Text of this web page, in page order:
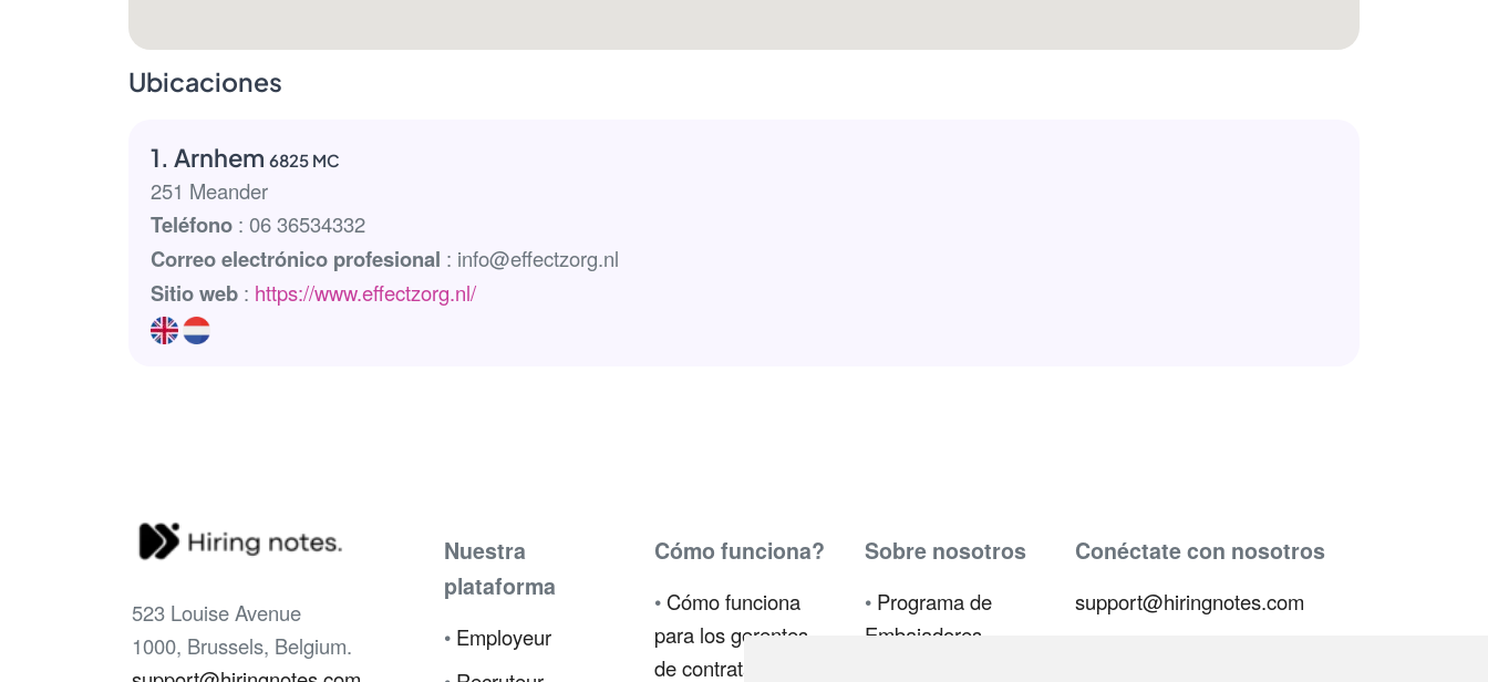
Ubicaciones
1. Arnhem 6825 MC
251 Meander
Teléfono: 06 36534332
Correo electrónico profesional : info@effectzorg.nl
Sitio web: https://www.effectzorg.nl/
523 Louise Avenue
1000, Brussels, Belgium.
Nuestra
plataforma
• Employeur
Cómo funciona?
• Cómo funciona
para los gerentes
de contratación
Sobre nosotros
• Programa de
Embajadores
Conéctate con nosotros
support@hiringnotes.com